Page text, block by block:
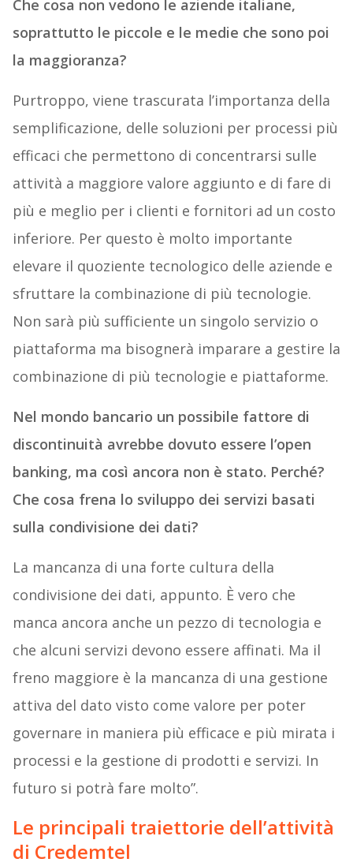
Che cosa non vedono le aziende italiane,
soprattutto le piccole e le medie che sono poi
la maggioranza?
Purtroppo, viene trascurata l’importanza della
semplificazione, delle soluzioni per processi più
efficaci che permettono di concentrarsi sulle
attività a maggiore valore aggiunto e di fare di
più e meglio per i clienti e fornitori ad un costo
inferiore. Per questo è molto importante
elevare il quoziente tecnologico delle aziende e
sfruttare la combinazione di più tecnologie.
Non sarà più sufficiente un singolo servizio o
piattaforma ma bisognerà imparare a gestire la
combinazione di più tecnologie e piattaforme.
Nel mondo bancario un possibile fattore di
discontinuità avrebbe dovuto essere l’open
banking, ma così ancora non è stato. Perché?
Che cosa frena lo sviluppo dei servizi basati
sulla condivisione dei dati?
La mancanza di una forte cultura della
condivisione dei dati, appunto. È vero che
manca ancora anche un pezzo di tecnologia e
che alcuni servizi devono essere affinati. Ma il
freno maggiore è la mancanza di una gestione
attiva del dato visto come valore per poter
governare in maniera più efficace e più mirata i
processi e la gestione di prodotti e servizi. In
futuro si potrà fare molto”.
Le principali traiettorie dell’attività
di Credemtel